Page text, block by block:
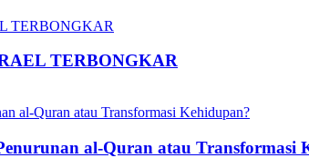
TERBONGKAR
al-Quran atau Transformasi